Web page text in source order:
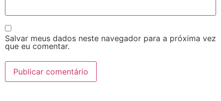
Salvar meus dados neste navegador para a próxima vez
que eu comentar.